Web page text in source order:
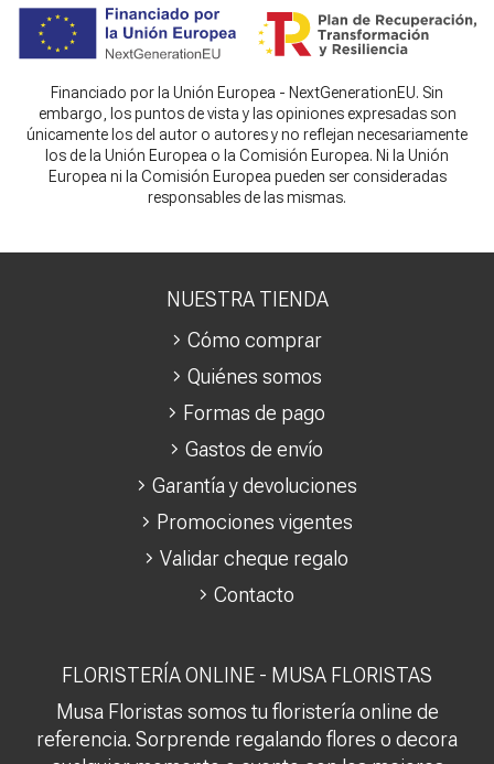
Financiado por la Unión Europea - NextGenerationEU. Sin
embargo, los puntos de vista y las opiniones expresadas son
únicamente los del autor o autores y no reflejan necesariamente
los de la Unión Europea o la Comisión Europea. Ni la Unión
Europea ni la Comisión Europea pueden ser consideradas
responsables de las mismas.
FLORISTERÍA ONLINE - MUSA FLORISTAS
Musa Floristas somos tu floristería online de
referencia. Sorprende regalando flores o decora
NUESTRA TIENDA
Cómo comprar
Quiénes somos
Formas de pago
Gastos de envío
Garantía y devoluciones
Promociones vigentes
Validar cheque regalo
Contacto